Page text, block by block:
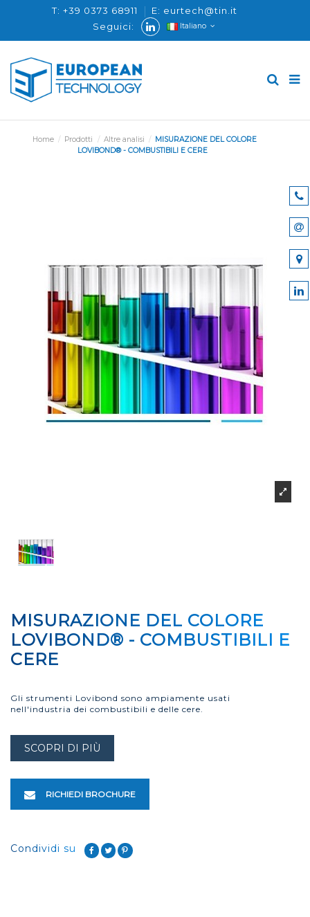
T: +39 0373 68911
E: eurtech@tin.it
Seguici:
Italiano
Home Prodotti Altre analisi
MISURAZIONE DEL COLORE
LOVIBOND® - COMBUSTIBILI E CERE
MISURAZIONE DEL COLORE
LOVIBOND® - COMBUSTIBILI E
CERE
Gli strumenti Lovibond sono ampiamente usati
nell'industria dei combustibili e delle cere.
SCOPRI DI PIÙ
RICHIEDI BROCHURE
Condividi su